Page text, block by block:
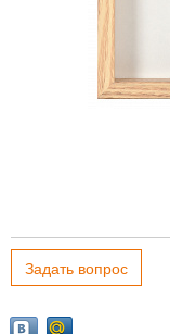
Задать вопрос